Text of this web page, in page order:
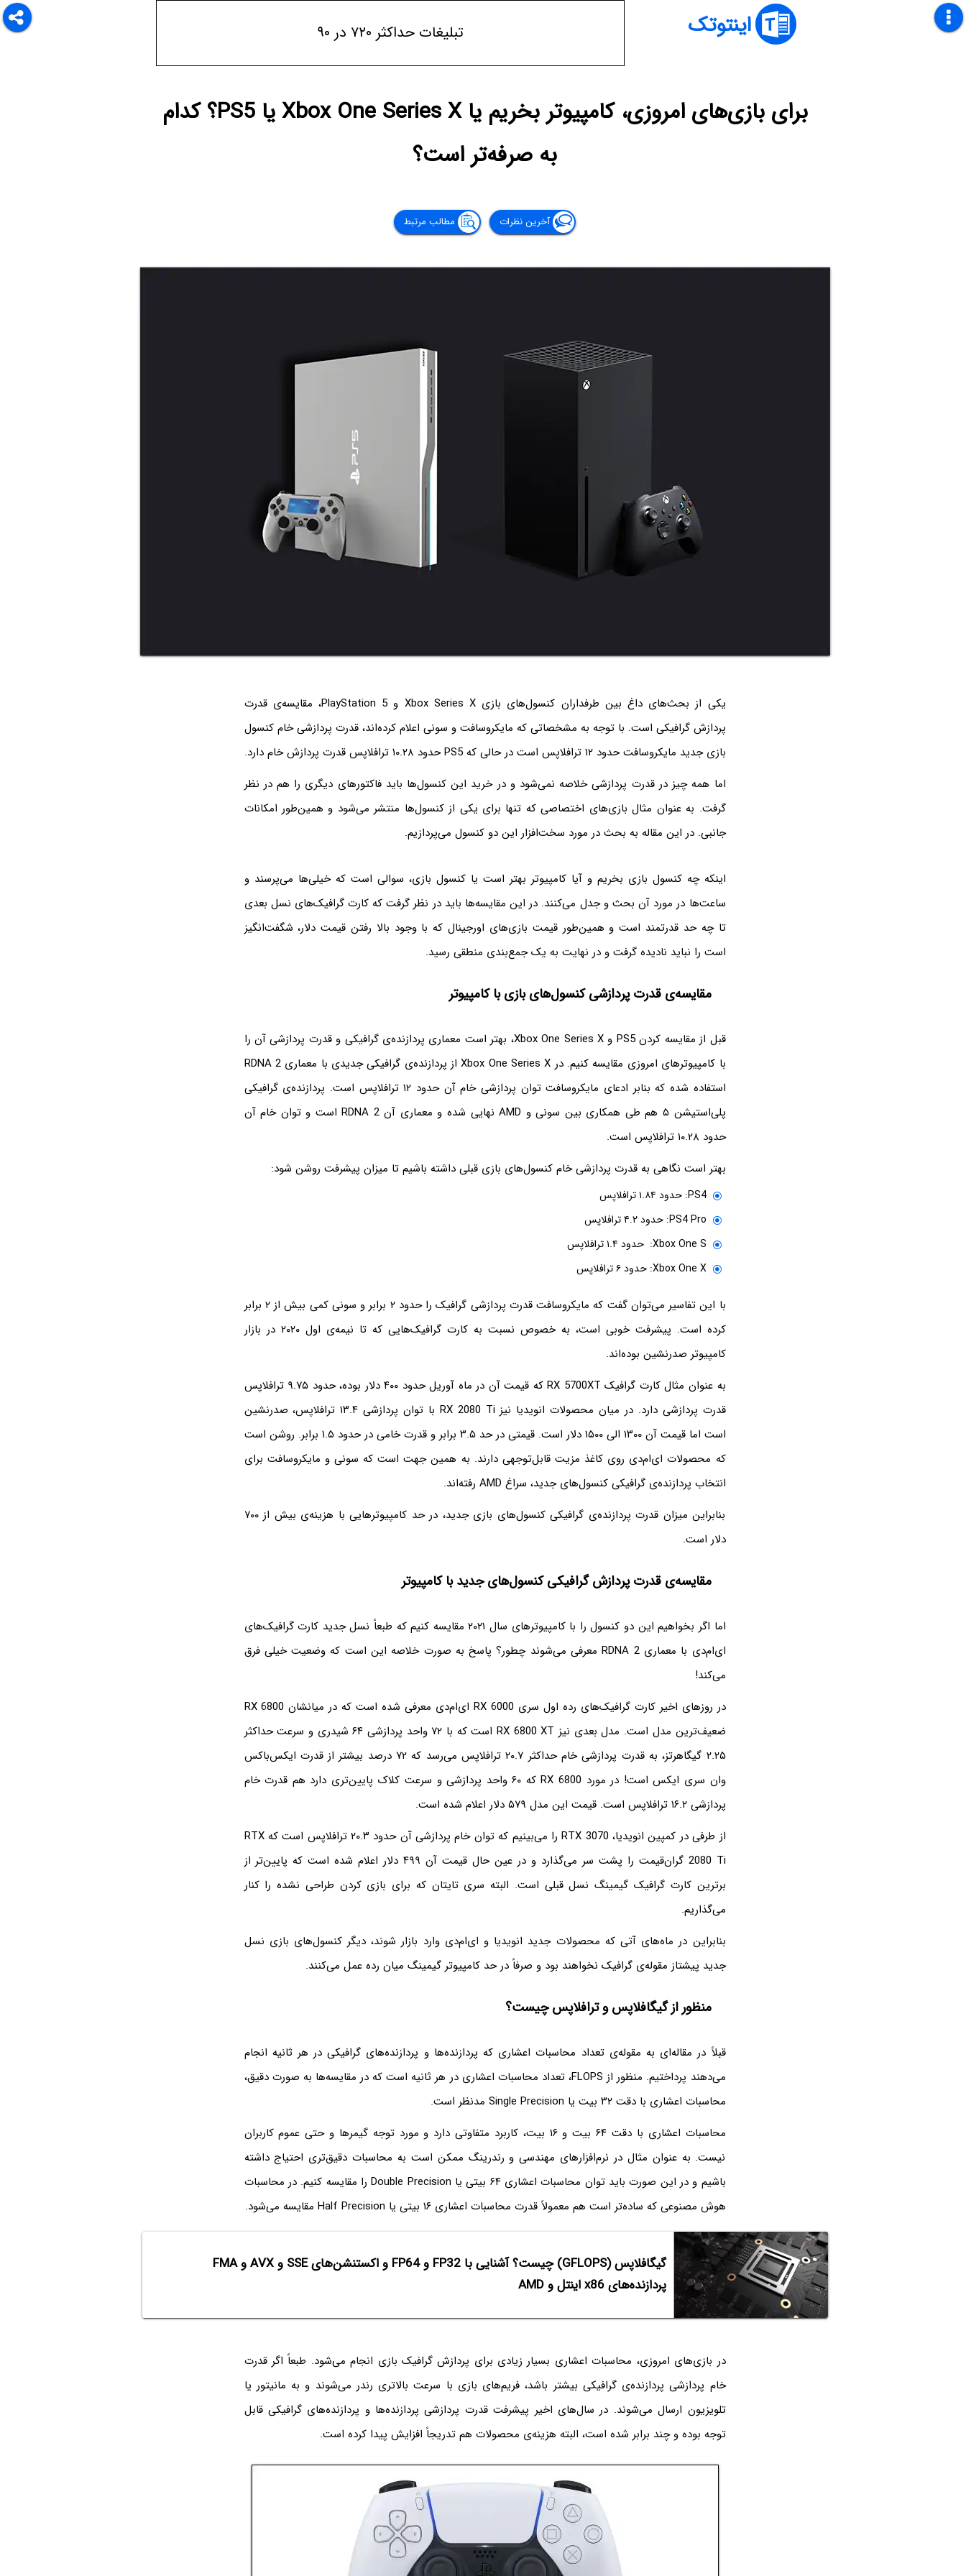
اینتوتک تبلیغات حداکثر ۷۲۰ در ۹۰
برای بازی‌های امروزی، کامپیوتر بخریم یا Xbox One Series X یا PS5؟ کدام
به صرفه‌تر است؟
آخرین نظرات مطالب مرتبط
یکی از بحث‌های داغ بین طرفداران کنسول‌های بازی Xbox Series X و PlayStation 5، مقایسه‌ی قدرت
پردازش گرافیکی است. با توجه به مشخصاتی که مایکروسافت و سونی اعلام کرده‌اند، قدرت پردازشی خام کنسول
بازی جدید مایکروسافت حدود ۱۲ ترافلاپس است در حالی که PS5 حدود ۱۰.۲۸ ترافلاپس قدرت پردازش خام دارد.
اما همه چیز در قدرت پردازشی خلاصه نمی‌شود و در خرید این کنسول‌ها باید فاکتورهای دیگری را هم در نظر
گرفت. به عنوان مثال بازی‌های اختصاصی که تنها برای یکی از کنسول‌ها منتشر می‌شود و همین‌طور امکانات
جانبی. در این مقاله به بحث در مورد سخت‌افزار این دو کنسول می‌پردازیم.
اینکه چه کنسول بازی بخریم و آیا کامپیوتر بهتر است یا کنسول بازی، سوالی است که خیلی‌ها می‌پرسند و
ساعت‌ها در مورد آن بحث و جدل می‌کنند. در این مقایسه‌ها باید در نظر گرفت که کارت گرافیک‌های نسل بعدی
تا چه حد قدرتمند است و همین‌طور قیمت بازی‌های اورجینال که با وجود بالا رفتن قیمت دلار، شگفت‌انگیز
است را نباید نادیده گرفت و در نهایت به یک جمع‌بندی منطقی رسید.
مقایسه‌ی قدرت پردازشی کنسول‌های بازی با کامپیوتر
قبل از مقایسه کردن PS5 و Xbox One Series X، بهتر است معماری پردازنده‌ی گرافیکی و قدرت پردازشی آن را
با کامپیوترهای امروزی مقایسه کنیم. در Xbox One Series X از پردازنده‌ی گرافیکی جدیدی با معماری RDNA 2
استفاده شده که بنابر ادعای مایکروسافت توان پردازشی خام آن حدود ۱۲ ترافلاپس است. پردازنده‌ی گرافیکی
پلی‌استیشن ۵ هم طی همکاری بین سونی و AMD نهایی شده و معماری آن RDNA 2 است و توان خام آن
حدود ۱۰.۲۸ ترافلاپس است.
بهتر است نگاهی به قدرت پردازشی خام کنسول‌های بازی قبلی داشته باشیم تا میزان پیشرفت روشن شود:
PS4: حدود ۱.۸۴ ترافلاپس
PS4 Pro: حدود ۴.۲ ترافلاپس
Xbox One S: حدود ۱.۴ ترافلاپس
Xbox One X: حدود ۶ ترافلاپس
با این تفاسیر می‌توان گفت که مایکروسافت قدرت پردازشی گرافیک را حدود ۲ برابر و سونی کمی بیش از ۲ برابر
کرده است. پیشرفت خوبی است، به خصوص نسبت به کارت گرافیک‌هایی که تا نیمه‌ی اول ۲۰۲۰ در بازار
کامپیوتر صدرنشین بوده‌اند.
به عنوان مثال کارت گرافیک RX 5700XT که قیمت آن در ماه آوریل حدود ۴۰۰ دلار بوده، حدود ۹.۷۵ ترافلاپس
قدرت پردازشی دارد. در میان محصولات انویدیا نیز RX 2080 Ti با توان پردازشی ۱۳.۴ ترافلاپس، صدرنشین
است اما قیمت آن ۱۳۰۰ الی ۱۵۰۰ دلار است. قیمتی در حد ۳.۵ برابر و قدرت خامی در حدود ۱.۵ برابر. روشن است
که محصولات ای‌ام‌دی روی کاغذ مزیت قابل‌توجهی دارند. به همین جهت است که سونی و مایکروسافت برای
انتخاب پردازنده‌ی گرافیکی کنسول‌های جدید، سراغ AMD رفته‌اند.
بنابراین میزان قدرت پردازنده‌ی گرافیکی کنسول‌های بازی جدید، در حد کامپیوترهایی با هزینه‌ی بیش از ۷۰۰
دلار است.
مقایسه‌ی قدرت پردازش گرافیکی کنسول‌های جدید با کامپیوتر
اما اگر بخواهیم این دو کنسول را با کامپیوترهای سال ۲۰۲۱ مقایسه کنیم که طبعاً نسل جدید کارت گرافیک‌های
ای‌ام‌دی با معماری RDNA 2 معرفی می‌شوند چطور؟ پاسخ به صورت خلاصه این است که وضعیت خیلی فرق
می‌کند!
در روزهای اخیر کارت گرافیک‌های رده اول سری RX 6000 ای‌ام‌دی معرفی شده است که در میانشان RX 6800
ضعیف‌ترین مدل است. مدل بعدی نیز RX 6800 XT است که با ۷۲ واحد پردازشی ۶۴ شیدری و سرعت حداکثر
۲.۲۵ گیگاهرتز، به قدرت پردازشی خام حداکثر ۲۰.۷ ترافلاپس می‌رسد که ۷۲ درصد بیشتر از قدرت ایکس‌باکس
وان سری ایکس است! در مورد RX 6800 که ۶۰ واحد پردازشی و سرعت کلاک پایین‌تری دارد هم قدرت خام
پردازشی ۱۶.۲ ترافلاپس است. قیمت این مدل ۵۷۹ دلار اعلام شده است.
از طرفی در کمپین انویدیا، RTX 3070 را می‌بینیم که توان خام پردازشی آن حدود ۲۰.۳ ترافلاپس است که RTX
2080 Ti گران‌قیمت را پشت سر می‌گذارد و در عین حال قیمت آن ۴۹۹ دلار اعلام شده است که پایین‌تر از
برترین کارت گرافیک گیمینگ نسل قبلی است. البته سری تایتان که برای بازی کردن طراحی نشده را کنار
می‌گذاریم.
بنابراین در ماه‌های آتی که محصولات جدید انویدیا و ای‌ام‌دی وارد بازار شوند، دیگر کنسول‌های بازی نسل
جدید پیشتاز مقوله‌ی گرافیک نخواهند بود و صرفاً در حد کامپیوتر گیمینگ میان رده عمل می‌کنند.
منظور از گیگافلاپس و ترافلاپس چیست؟
قبلاً در مقاله‌ای به مقوله‌ی تعداد محاسبات اعشاری که پردازنده‌ها و پردازنده‌های گرافیکی در هر ثانیه انجام
می‌دهند پرداختیم. منظور از FLOPS، تعداد محاسبات اعشاری در هر ثانیه است که در مقایسه‌ها به صورت دقیق،
محاسبات اعشاری با دقت ۳۲ بیت یا Single Precision مدنظر است.
محاسبات اعشاری با دقت ۶۴ بیت و ۱۶ بیت، کاربرد متفاوتی دارد و مورد توجه گیمرها و حتی عموم کاربران
نیست. به عنوان مثال در نرم‌افزارهای مهندسی و رندرینگ ممکن است به محاسبات دقیق‌تری احتیاج داشته
باشیم و در این صورت باید توان محاسبات اعشاری ۶۴ بیتی یا Double Precision را مقایسه کنیم. در محاسبات
هوش مصنوعی که ساده‌تر است هم معمولاً قدرت محاسبات اعشاری ۱۶ بیتی یا Half Precision مقایسه می‌شود.
گیگافلاپس (GFLOPS) چیست؟ آشنایی با FP32 و FP64 و اکستنشن‌های SSE و AVX و FMA
پردازنده‌های x86 اینتل و AMD
در بازی‌های امروزی، محاسبات اعشاری بسیار زیادی برای پردازش گرافیک بازی انجام می‌شود. طبعاً اگر قدرت
خام پردازشی پردازنده‌ی گرافیکی بیشتر باشد، فریم‌های بازی با سرعت بالاتری رندر می‌شوند و به مانیتور یا
تلویزیون ارسال می‌شوند. در سال‌های اخیر پیشرفت قدرت پردازشی پردازنده‌ها و پردازنده‌های گرافیکی قابل
توجه بوده و چند برابر شده است، البته هزینه‌ی محصولات هم تدریجاً افزایش پیدا کرده است.